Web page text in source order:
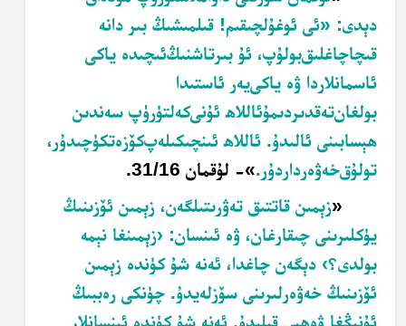
دېدى: «ﺋﻰ ﺋﻮﻏﯘﻟﭽﯩﻘﯩﻢ! ﻗﯩﻠﻤﯩﺸﯩﯔ ﺑﯩﺮ ﺩﺍﻧﻪ
ﻗﯩﭽﺎﭼﺎﻏﻠﯩﻖﺑﻮﻟﯘﭖ، ﺋﯘ ﺑﯩﺮﺗﺎﺷﻨﯩﯔﺋﯩﭽﯩﺪﻩ ﻳﺎﻛﻰ
ﺋﺎﺳﻤﺎﻧﻼﺭﺩﺍ ﯞﻩ ﻳﺎﻛﻰﻳﻪﺭ ﺋﺎﺳﺘﯩﺪﺍ
ﺑﻮﻟﻐﺎﻥﺗﻪﻗﺪﯨﺮﺩﯨﻤﯘﺋﺎﻟﻼﮬ ﺋﯘﻧﻰكەلتۈرۈپ ﺳﻪﻧﺪﯨﻦ
ﮬﯧﺴﺎﺑﯩﻨﻰ ﺋﺎﻟﯩﺪﯗ. ئاللاھ ﺋﯩﻨﭽﯩﻜﯩﻠﻪﭖﻛﯚﺯﻩﺗﻜﯜﭼﯩﺪﯗﺭ،
ﺗﻮﻟﯘﻕﺧﻪﯞﻩﺭﺩﺍﺭﺩﯗﺭ.»- لۇقمان 31/16.
«زېمىن قاتتىق تەۋرىتىلگەن، زېمىن ئۆزىنىڭ
يۈكلىرىنى چىقارغان، ۋە ئىنسان: ‹زېمىنغا نېمە
بولدى؟› دېگەن چاغدا، ئەنە شۇ كۈندە زېمىن
ئۆزىنىڭ خەۋەرلىرىنى سۆزلەيدۇ. چۈنكى رەببىڭ
ئۇنىڭغا ۋەھىي قىلىدۇ. ئەنە شۇ كۈندە ئىنسانلار